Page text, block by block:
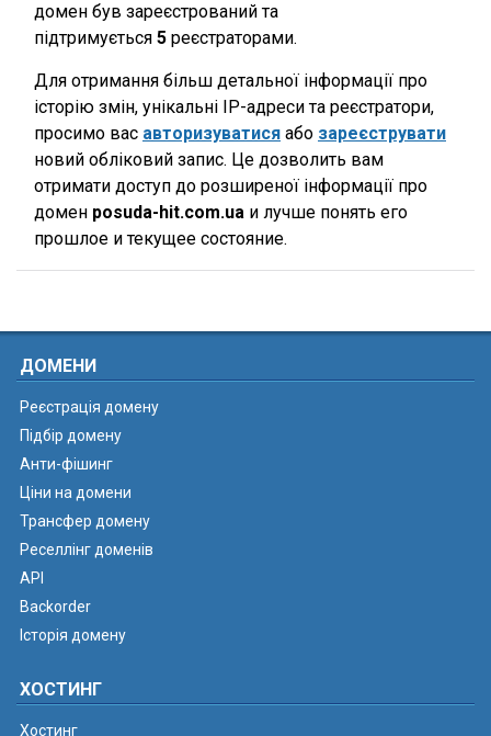
домен був зареєстрований та
підтримується 5 реєстраторами.
Для отримання більш детальної інформації про
історію змін, унікальні IP-адреси та реєстратори,
просимо вас авторизуватися або зареєструвати
новий обліковий запис. Це дозволить вам
отримати доступ до розширеної інформації про
домен posuda-hit.com.ua и лучше понять его
прошлое и текущее состояние.
ДОМЕНИ
Реєстрація домену
Підбір домену
Анти-фішинг
Ціни на домени
Трансфер домену
Реселлінг доменів
API
Backorder
Історія домену
ХОСТИНГ
Хостинг